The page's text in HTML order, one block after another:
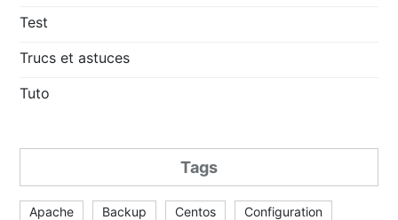
Test
Trucs et astuces
Tuto
Tags
Apache Backup Centos
Configuration